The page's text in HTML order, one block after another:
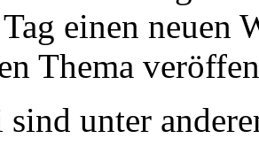
einen neuen
Thema
unter